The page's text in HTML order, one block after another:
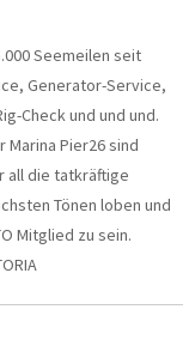
Seemeilen seit
Generator-Service,
Check und und und.
Marina Pier26 sind
all die tatkräftige
Tönen loben und
Mitglied zu sein.